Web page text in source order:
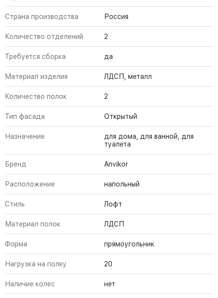
Страна производства Россия
Количество отделений 2
Требуется сборка да
Материал изделия ЛДСП, металл
Количество полок 2
Тип фасада Открытый
Назначение
для дома, для ванной, для
туалета
Бренд Anvikor
Расположение напольный
Стиль Лофт
Материал полок ЛДСП
Форма прямоугольник
Нагрузка на полку 20
Наличие колес нет